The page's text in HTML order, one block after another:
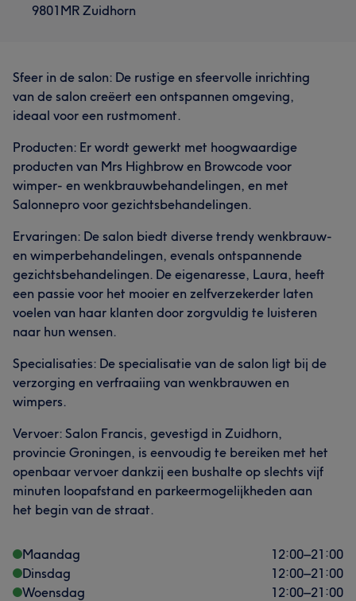
9801MR Zuidhorn
Sfeer in de salon: De rustige en sfeervolle inrichting
van de salon creëert een ontspannen omgeving,
ideaal voor een rustmoment.
Producten: Er wordt gewerkt met hoogwaardige
producten van Mrs Highbrow en Browcode voor
wimper- en wenkbrauwbehandelingen, en met
Salonnepro voor gezichtsbehandelingen.
Ervaringen: De salon biedt diverse trendy wenkbrauw-
en wimperbehandelingen, evenals ontspannende
gezichtsbehandelingen. De eigenaresse, Laura, heeft
een passie voor het mooier en zelfverzekerder laten
voelen van haar klanten door zorgvuldig te luisteren
naar hun wensen.
Specialisaties: De specialisatie van de salon ligt bij de
verzorging en verfraaiing van wenkbrauwen en
wimpers.
Vervoer: Salon Francis, gevestigd in Zuidhorn,
provincie Groningen, is eenvoudig te bereiken met het
openbaar vervoer dankzij een bushalte op slechts vijf
minuten loopafstand en parkeermogelijkheden aan
het begin van de straat.
Maandag 12:00–21:00
Dinsdag
12:00–21:00
Woensdag
12:00–21:00